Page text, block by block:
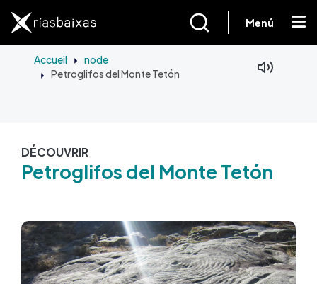
Menú
Accueil node
Petroglifos del Monte Tetón
DÉCOUVRIR
Petroglifos del Monte Tetón
Image